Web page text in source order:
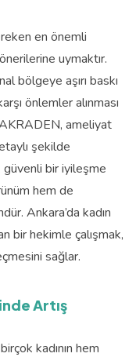
en önemli
uymaktır.
bölgeye aşırı baskı
önlemler alınması
ameliyat
şekilde
bir iyileşme
hem de
Ankara’da kadın
bir hekimle çalışmak,
sağlar.
Artış
kadının hem